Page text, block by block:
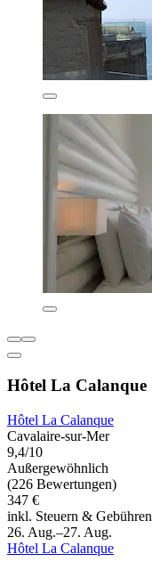
Hôtel La Calanque
Hôtel La Calanque
Cavalaire-sur-Mer
9,4/10
Außergewöhnlich
(226 Bewertungen)
347 €
inkl. Steuern & Gebühren
26. Aug.–27. Aug.
Hôtel La Calanque